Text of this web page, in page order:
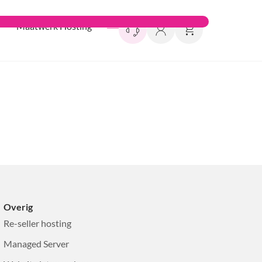
Maatwerk Hosting
Overig
Re-seller hosting
Managed Server